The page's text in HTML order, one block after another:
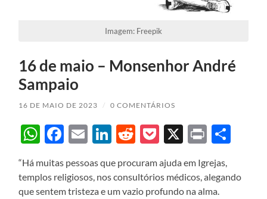
Imagem: Freepik
16 de maio – Monsenhor André
Sampaio
16 DE MAIO DE 2023 / 0 COMENTÁRIOS
WhatsApp
Facebook
EmailLinkedIn
Reddit
Pocket
X Print
“Há muitas pessoas que procuram ajuda em Igrejas,
templos religiosos, nos consultórios médicos, alegando
que sentem tristeza e um vazio profundo na alma.